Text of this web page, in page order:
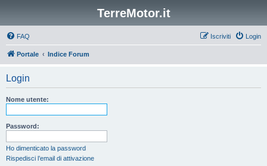
TerreMotor.it
FAQ Login
Iscriviti
Portale Indice Forum
Login
Nome utente:
Password:
Ho dimenticato la password
Rispedisci l’email di attivazione